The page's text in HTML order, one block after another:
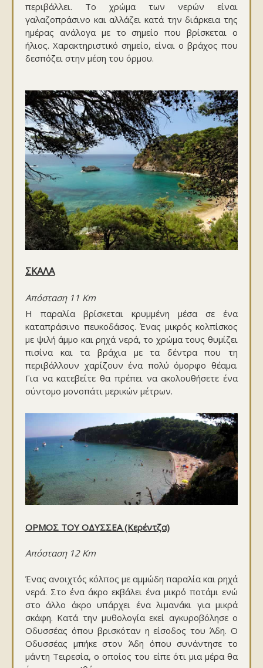
περιβάλλει. Το χρώμα των νερών είναι
γαλαζοπράσινο και αλλάζει κατά την διάρκεια της
ημέρας ανάλογα με το σημείο που βρίσκεται ο
ήλιος. Χαρακτηριστικό σημείο, είναι ο βράχος που
δεσπόζει στην μέση του όρμου.
ΣΚΑΛΑ
Απόσταση 11 Km
Η παραλία βρίσκεται κρυμμένη μέσα σε ένα
καταπράσινο πευκοδάσος. Ένας μικρός κολπίσκος
με ψιλή άμμο και ρηχά νερά, το χρώμα τους θυμίζει
πισίνα και τα βράχια με τα δέντρα που τη
περιβάλλουν χαρίζουν ένα πολύ όμορφο θέαμα.
Για να κατεβείτε θα πρέπει να ακολουθήσετε ένα
σύντομο μονοπάτι μερικών μέτρων.
ΟΡΜΟΣ ΤΟΥ ΟΔΥΣΣΕΑ (Κερέντζα)
Απόσταση 12 Km
Ένας ανοιχτός κόλπος με αμμώδη παραλία και ρηχά
νερά. Στο ένα άκρο εκβάλει ένα μικρό ποτάμι ενώ
στο άλλο άκρο υπάρχει ένα λιμανάκι για μικρά
σκάφη. Κατά την μυθολογία εκεί αγκυροβόλησε ο
Οδυσσέας όπου βρισκόταν η είσοδος του Άδη. Ο
Οδυσσέας μπήκε στον Άδη όπου συνάντησε το
μάντη Τειρεσία, ο οποίος του είπε ότι μια μέρα θα